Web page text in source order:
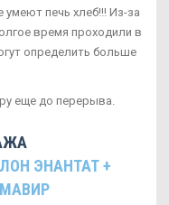
печь хлеб!!! Из-за
время проходили в
определить больше
еще до перерыва.
ЭНАНТАТ +